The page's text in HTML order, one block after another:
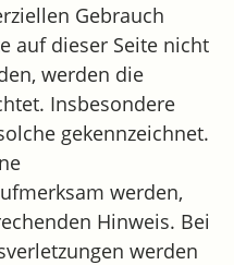
Gebrauch
auf dieser Seite nicht
werden die
Insbesondere
gekennzeichnet.
werden,
Hinweis. Bei
werden